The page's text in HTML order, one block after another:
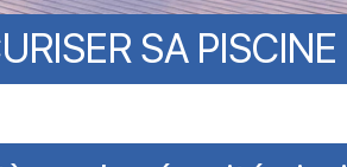
SA PISCINE